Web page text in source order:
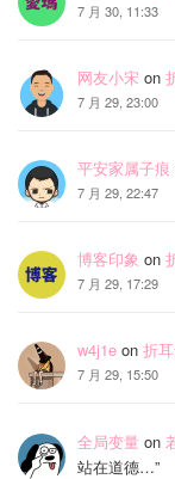
7 月 30, 11:33
网友小宋 on
7 月 29, 23:00
平安家属子痕
7 月 29, 22:47
博客印象 on
7 月 29, 17:29
w4j1e on 折
7 月 29, 15:50
全局变量 on
站在道德…”